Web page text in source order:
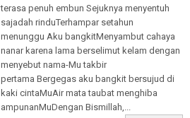
terasa penuh embun Sejuknya menyentuh
sajadah rinduTerhampar setahun
menunggu Aku bangkitMenyambut cahaya
nanar karena lama berselimut kelam dengan
menyebut nama-Mu takbir
pertama Bergegas aku bangkit bersujud di
kaki cintaMuAir mata taubat menghiba
ampunanMuDengan Bismillah,...